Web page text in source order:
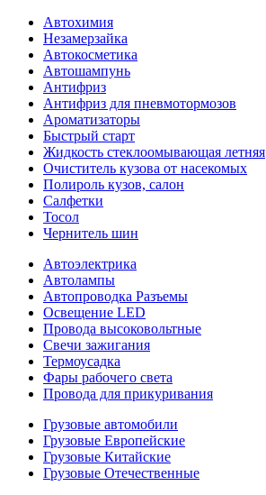
Автохимия
Незамерзайка
Автокосметика
Автошампунь
Антифриз
Антифриз для пневмотормозов
Ароматизаторы
Быстрый старт
Жидкость стеклоомывающая летняя
Очиститель кузова от насекомых
Полироль кузов, салон
Салфетки
Тосол
Чернитель шин
Автоэлектрика
Автолампы
Автопроводка Разъемы
Освещение LED
Провода высоковольтные
Свечи зажигания
Термоусадка
Фары рабочего света
Провода для прикуривания
Грузовые автомобили
Грузовые Европейские
Грузовые Китайские
Грузовые Отечественные